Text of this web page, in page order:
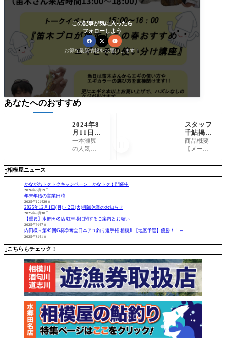
この記事が気に入ったら
フォローしよう
お得な最新情報をお届けします！
相模屋ニュース
かながわトクトクキャンペーン！かなトク！開催中
2026年6月19日
年末年始の営業日時
2025年12月29日
2025年12月1日(月)・2日(火)棚卸休業のお知らせ
2025年9月30日
【重要】水郷田名店 駐車場に関するご案内とお願い
2025年9月7日
内田様～第49回G杯争奪全日本アユ釣り選手権 相模川【地区予選】優勝！！～
2025年8月1日
こちらもチェック！
あなたへのおすすめ
2024年8
月11日
（日）相
模川釣
り コム
一本瀬尻
の人気ポ
混んでた
は一本瀬
ト探しを
た。10時
くらいか
いが良く
なりまし
た
スタッフ
千鮎掲
載！(株)
へら鮒社
8月号』
商品概要
【メーカ
へら鮒社
は、6/2
（日）に
